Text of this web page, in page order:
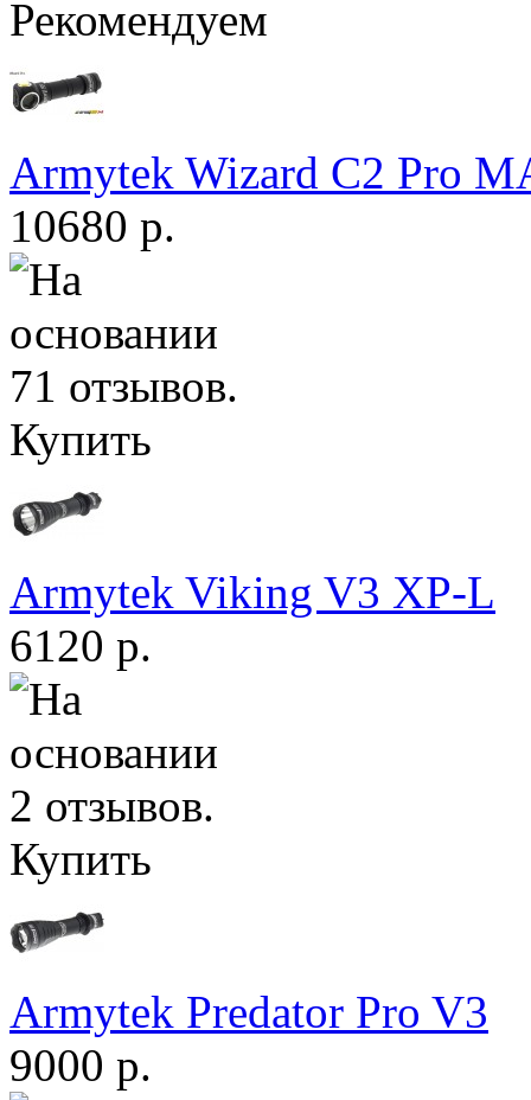
Рекомендуем
Armytek Wizard С2 Pro
10680 р.
Купить
Armytek Viking V3 XP-L
6120 р.
Купить
Armytek Predator Pro V3
9000 р.